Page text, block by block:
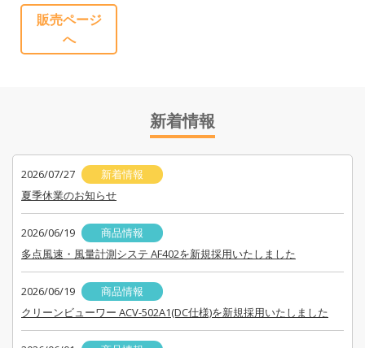
販売ページ
へ
新着情報
2026/07/27
新着情報
夏季休業のお知らせ
2026/06/19
商品情報
多点風速・風量計測システ AF402を新規採用いたしました
2026/06/19
商品情報
クリーンビューワー ACV-502A1(DC仕様)を新規採用いたしました